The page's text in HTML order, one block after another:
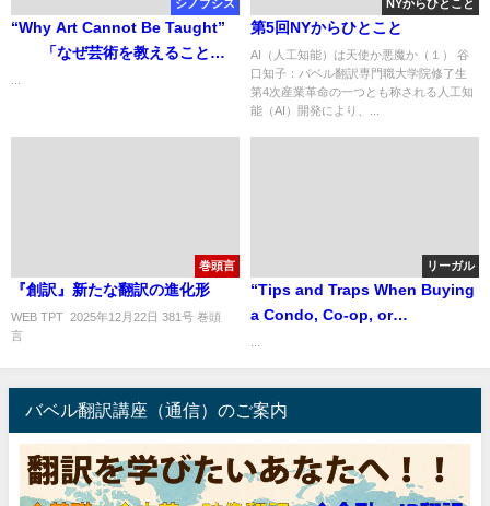
シノプシス
“Why Art Cannot Be Taught”
「なぜ芸術を教えることが
NYからひとこと
第5回NYからひとこと
AI（人工知能）は天使か悪魔か（１） 谷
口知子：バベル翻訳専門職大学院修了生
第4次産業革命の一つとも称される人工知
能（AI）開発により、...
巻頭言
『創訳』新たな翻訳の進化形
WEB TPT 2025年12月22日 381号 巻頭
言
リーガル
“Tips and Traps When Buying
a Condo, Co-op, or
ドミニアムを購入する前に知っ
ておきたいヒント集」
バベル翻訳講座（通信）のご案内